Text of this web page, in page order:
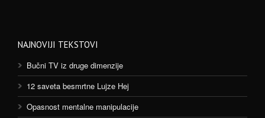
NAJNOVIJI TEKSTOVI
Bučni TV iz druge dimenzije
12 saveta besmrtne Lujze Hej
Opasnost mentalne manipulacije